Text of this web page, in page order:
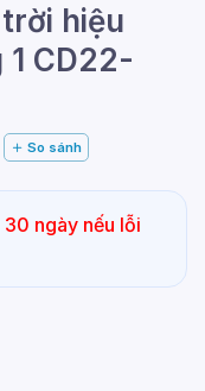
hiệu
CD22-
So sánh
30 ngày nếu lỗi